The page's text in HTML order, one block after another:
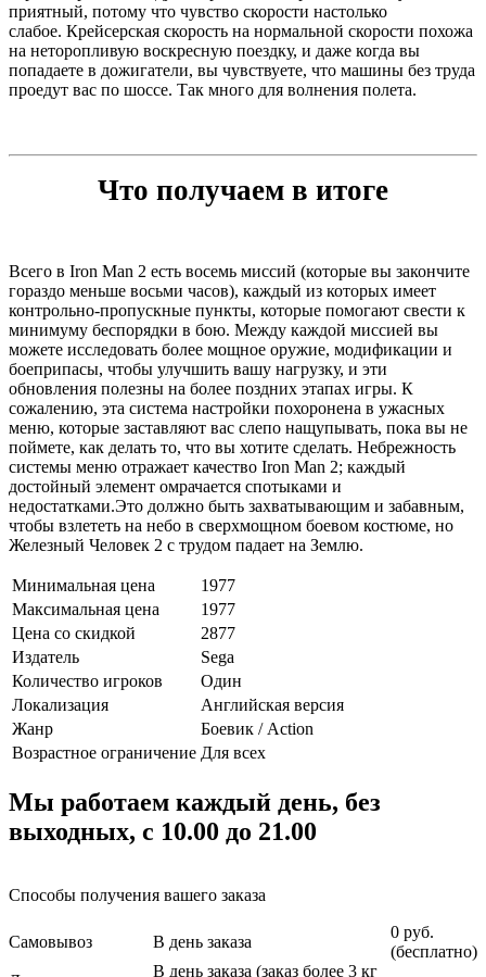
приятный, потому что чувство скорости настолько
слабое. Крейсерская скорость на нормальной скорости похожа
на неторопливую воскресную поездку, и даже когда вы
попадаете в дожигатели, вы чувствуете, что машины без труда
проедут вас по шоссе. Так много для волнения полета.
Что получаем в итоге
Всего в Iron Man 2 есть восемь миссий (которые вы закончите
гораздо меньше восьми часов), каждый из которых имеет
контрольно-пропускные пункты, которые помогают свести к
минимуму беспорядки в бою. Между каждой миссией вы
можете исследовать более мощное оружие, модификации и
боеприпасы, чтобы улучшить вашу нагрузку, и эти
обновления полезны на более поздних этапах игры. К
сожалению, эта система настройки похоронена в ужасных
меню, которые заставляют вас слепо нащупывать, пока вы не
поймете, как делать то, что вы хотите сделать. Небрежность
системы меню отражает качество Iron Man 2; каждый
достойный элемент омрачается спотыками и
недостатками.Это должно быть захватывающим и забавным,
чтобы взлететь на небо в сверхмощном боевом костюме, но
Железный Человек 2 с трудом падает на Землю.
Минимальная цена
1977
Максимальная цена
1977
Цена со скидкой
2877
Издатель
Sega
Количество игроков
Один
Локализация
Английская версия
Жанр
Боевик / Action
Возрастное ограничение Для всех
Мы работаем каждый день, без
выходных, с 10.00 до 21.00
Способы получения вашего заказа
Самовывоз В день заказа
0 руб.
(бесплатно)
В день заказа (заказ более 3 кг